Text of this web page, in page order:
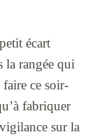
écart
la rangée qui
ce soir-
fabriquer
sur la